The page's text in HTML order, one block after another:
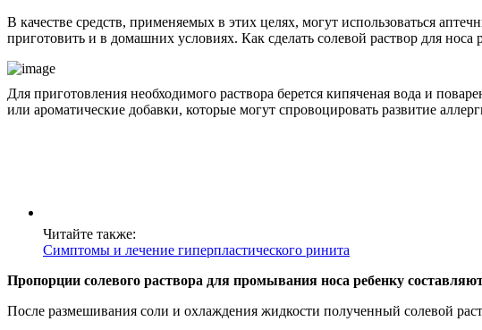
В качестве средств, применяемых в этих целях, могут использоваться
приготовить и в домашних условиях. Как сделать солевой раствор для носа
Для приготовления необходимого раствора берется кипяченая вода и
или ароматические добавки, которые могут спровоцировать развитие
Читайте также:
Симптомы и лечение гиперпластического ринита
Пропорции солевого раствора для промывания носа ребенку
После размешивания соли и охлаждения жидкости полученный солевой